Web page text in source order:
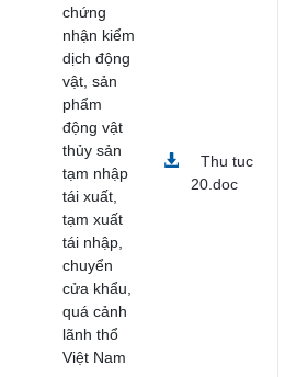
chứng
nhận kiểm
dịch động
vật, sản
phẩm
động vật
thủy sản
tạm nhập
tái xuất,
tạm xuất
tái nhập,
chuyển
cửa khẩu,
quá cảnh
lãnh thổ
Việt Nam
Thu tuc
20.doc